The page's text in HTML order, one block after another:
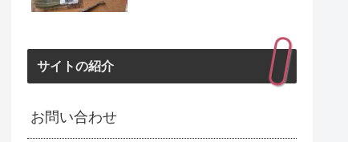
サイトの紹介
お問い合わせ